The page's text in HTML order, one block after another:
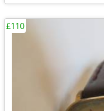
£110